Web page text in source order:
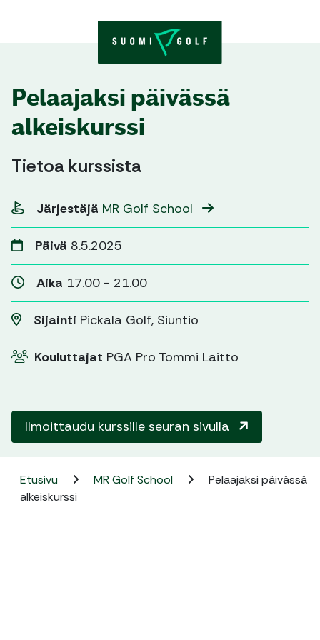
Pelaajaksi päivässä
alkeiskurssi
Tietoa kurssista
Järjestäjä MR Golf School
Päivä 8.5.2025
Aika 17.00 - 21.00
Sijainti Pickala Golf, Siuntio
Kouluttajat PGA Pro Tommi Laitto
Ilmoittaudu kurssille seuran sivulla
Etusivu MR Golf School
Pelaajaksi päivässä
alkeiskurssi